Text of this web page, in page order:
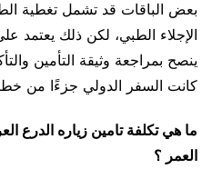
بعض الباقات قد تشمل تغطية
الإجلاء الطبي، لكن ذلك يعتمد
ينصح بمراجعة وثيقة التأمين
كانت السفر الدولي جزءًا من
ما هي تكلفة تامين زياره الدرع
العمر ؟